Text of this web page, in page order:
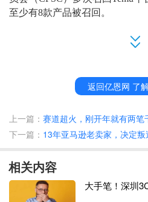
至少有8款产品被召回。
宣布召回中国卖家
表示，联邦《婴儿安全睡
用带衬垫的婴儿床围栏，而涉
告
，但需防患于未然。
B-A2和JJ25B-A3
色，附有织物带。
返回亿恩网 了
上一篇： 赛道超火，刚开年就有两笔
下一篇： 13年亚马逊老卖家，决定叛
相关内容
大手笔！深圳